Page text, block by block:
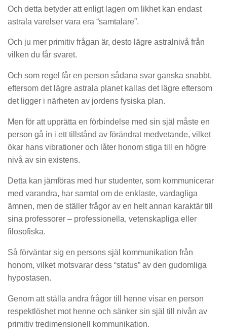
Och detta betyder att enligt lagen om likhet kan endast
astrala varelser vara era “samtalare”.
Och ju mer primitiv frågan är, desto lägre astralnivå från
vilken du får svaret.
Och som regel får en person sådana svar ganska snabbt,
eftersom det lägre astrala planet kallas det lägre eftersom
det ligger i närheten av jordens fysiska plan.
Men för att upprätta en förbindelse med sin själ måste en
person gå in i ett tillstånd av förändrat medvetande, vilket
ökar hans vibrationer och låter honom stiga till en högre
nivå av sin existens.
Detta kan jämföras med hur studenter, som kommunicerar
med varandra, har samtal om de enklaste, vardagliga
ämnen, men de ställer frågor av en helt annan karaktär till
sina professorer – professionella, vetenskapliga eller
filosofiska.
Så förväntar sig en persons själ kommunikation från
honom, vilket motsvarar dess “status” av den gudomliga
hypostasen.
Genom att ställa andra frågor till henne visar en person
respektlöshet mot henne och sänker sin själ till nivån av
primitiv tredimensionell kommunikation.